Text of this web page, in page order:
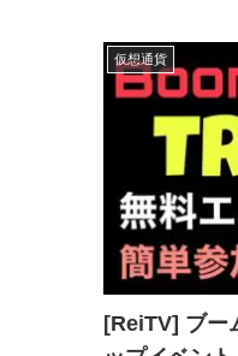
仮想通貨
[ReiTV] ブー